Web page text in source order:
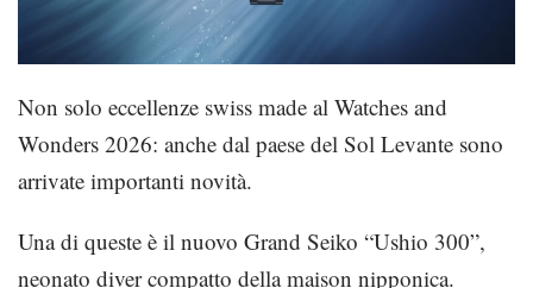
Non solo eccellenze swiss made al Watches and
Wonders 2026: anche dal paese del Sol Levante sono
arrivate importanti novità.
Una di queste è il nuovo Grand Seiko “Ushio 300”,
neonato diver compatto della maison nipponica.